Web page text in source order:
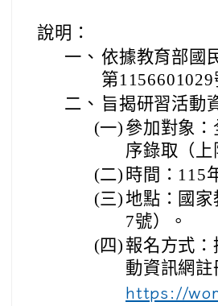
說明：
一、 依據教育部國
第1156601029
二、 旨揭研習活動
(一) 參加對象
序錄取（上
(二) 時間：115
(三)地點：國
7號）。
(四) 報名方式
動資訊網
https://